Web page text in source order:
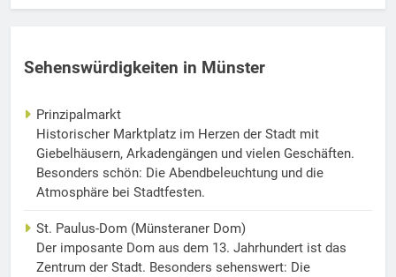
Sehenswürdigkeiten in Münster
Prinzipalmarkt
Historischer Marktplatz im Herzen der Stadt mit
Giebelhäusern, Arkadengängen und vielen Geschäften.
Besonders schön: Die Abendbeleuchtung und die
Atmosphäre bei Stadtfesten.
St. Paulus-Dom (Münsteraner Dom)
Der imposante Dom aus dem 13. Jahrhundert ist das
Zentrum der Stadt. Besonders sehenswert: Die